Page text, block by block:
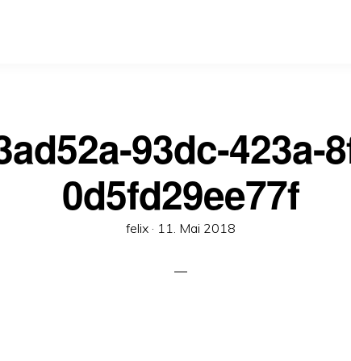
93dc-423a-
0d5fd29ee77f
felix · Veröffentlicht
11. Mai 2018